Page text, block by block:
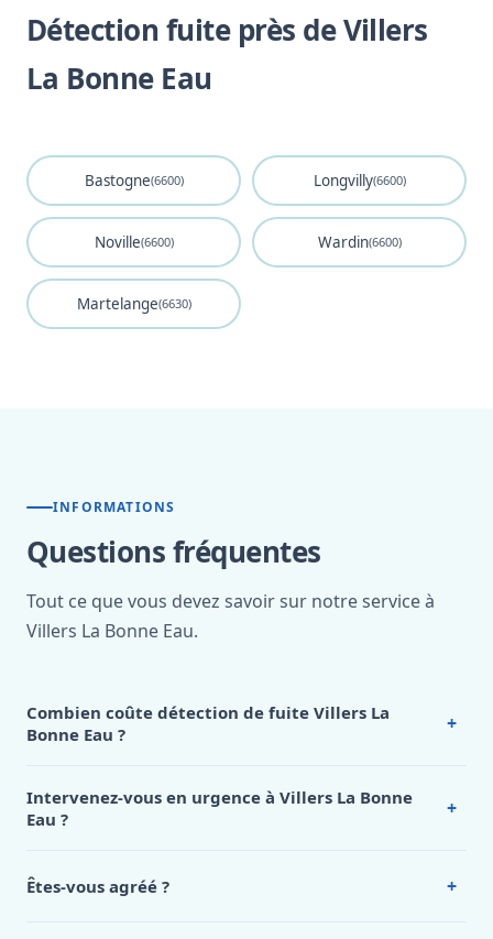
Détection fuite près de Villers
La Bonne Eau
Bastogne(6600) Longvilly(6600)
Noville(6600) Wardin(6600)
Martelange(6630)
INFORMATIONS
Questions fréquentes
Tout ce que vous devez savoir sur notre service à
Villers La Bonne Eau.
Combien coûte détection de fuite Villers La
Bonne Eau ?
+
La Bonne Eau, appelez le 0472 53 24 26.
Intervenez-vous en urgence à Villers La Bonne
Eau ?
+
Êtes-vous agréé ? +